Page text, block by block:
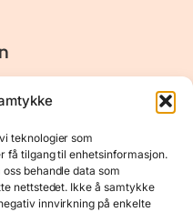
teknologier som
få tilgang til enhetsinformasjon.
behandle data som
nettstedet. Ikke å samtykke
innvirkning på enkelte
dele våre opplevelser og
- og restauranter,
data, film og bøker m.m.
Resurser
Personvernerklæring